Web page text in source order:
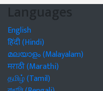
Languages
English
हिंदी (Hindi)
മലയാളം (Malayalam)
मराठी (Marathi)
தமிழ் (Tamil)